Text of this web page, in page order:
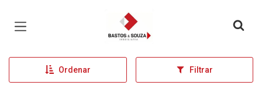
Página inicial
Ordenar Filtrar